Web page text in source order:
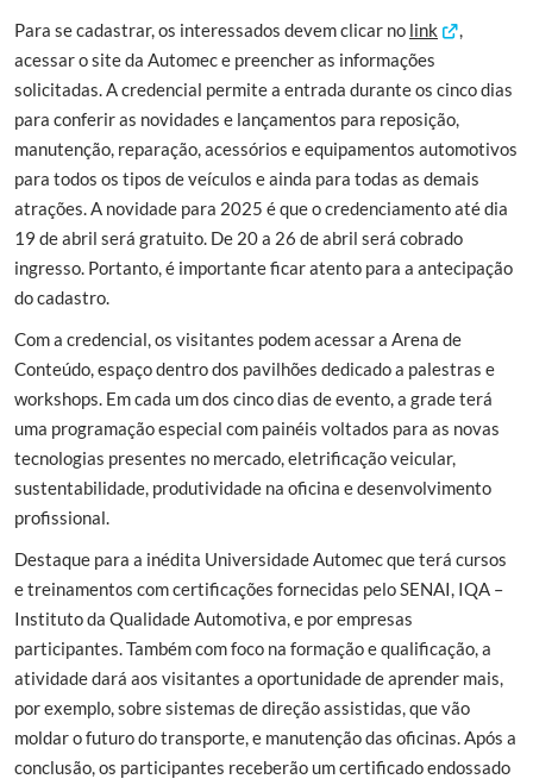
Para se cadastrar, os interessados devem clicar no link
acessar o site da Automec e preencher as informações
solicitadas. A credencial permite a entrada durante os cinco dias
para conferir as novidades e lançamentos para reposição,
manutenção, reparação, acessórios e equipamentos automotivos
para todos os tipos de veículos e ainda para todas as demais
atrações. A novidade para 2025 é que o credenciamento até dia
19 de abril será gratuito. De 20 a 26 de abril será cobrado
ingresso. Portanto, é importante ficar atento para a antecipação
do cadastro.
Com a credencial, os visitantes podem acessar a Arena de
Conteúdo, espaço dentro dos pavilhões dedicado a palestras e
workshops. Em cada um dos cinco dias de evento, a grade terá
uma programação especial com painéis voltados para as novas
tecnologias presentes no mercado, eletrificação veicular,
sustentabilidade, produtividade na oficina e desenvolvimento
profissional.
Destaque para a inédita Universidade Automec que terá cursos
e treinamentos com certificações fornecidas pelo SENAI, IQA –
Instituto da Qualidade Automotiva, e por empresas
participantes. Também com foco na formação e qualificação, a
atividade dará aos visitantes a oportunidade de aprender mais,
por exemplo, sobre sistemas de direção assistidas, que vão
moldar o futuro do transporte, e manutenção das oficinas. Após a
conclusão, os participantes receberão um certificado endossado